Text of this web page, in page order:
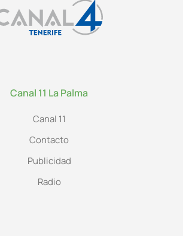
Canal 11 La Palma
Canal 11
Contacto
Publicidad
Radio